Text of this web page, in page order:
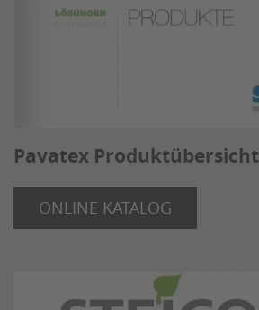
Pavatex Produktübersicht
ONLINE KATALOG